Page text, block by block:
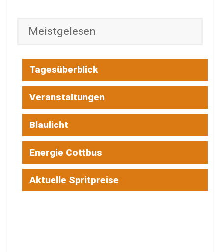
Meistgelesen
Tagesüberblick
Veranstaltungen
Blaulicht
Energie Cottbus
Aktuelle Spritpreise